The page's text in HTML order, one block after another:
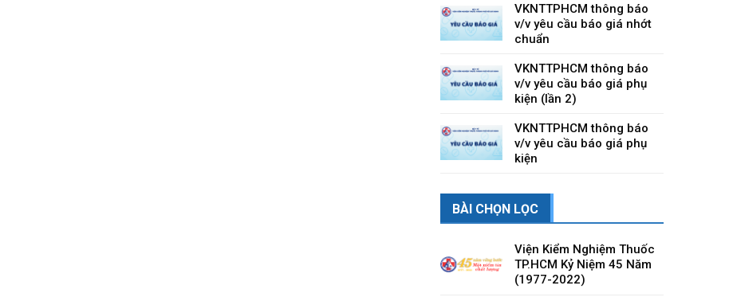
VKNTTPHCM thông báo
v/v yêu cầu báo giá nhớt
chuẩn
VKNTTPHCM thông báo
v/v yêu cầu báo giá phụ
kiện (lần 2)
VKNTTPHCM thông báo
v/v yêu cầu báo giá phụ
kiện
BÀI CHỌN LỌC
Viện Kiểm Nghiệm Thuốc
TP.HCM Kỷ Niệm 45 Năm
(1977-2022)